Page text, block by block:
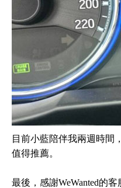
目前小藍陪伴我兩週時間
值得推薦。
最後，感謝WeWanted的